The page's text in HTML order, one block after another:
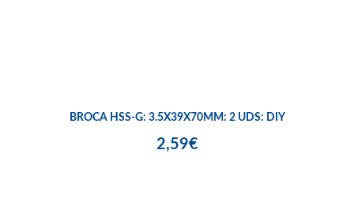
BROCA HSS-G: 3.5X39X70MM: 2 UDS: DIY
2,59€